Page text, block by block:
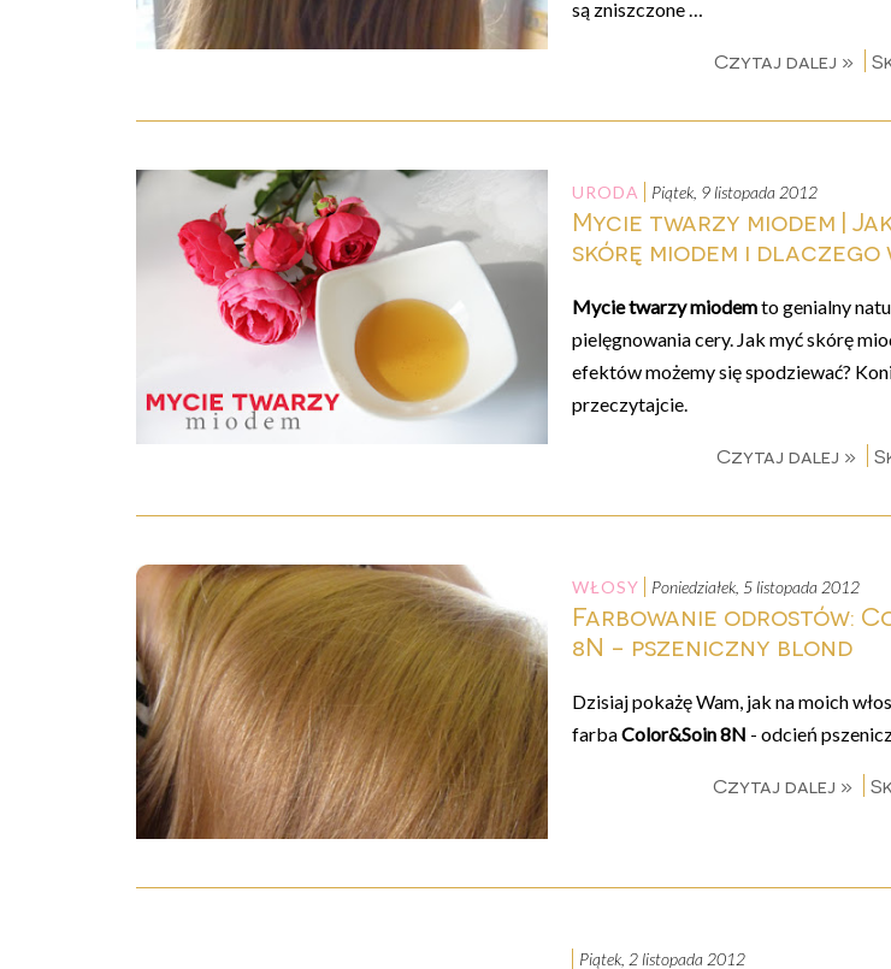
są zniszczone …
Czytaj dalej »
URODA piątek, 9 listopada 2012
Mycie twarzy miodem |
skórę miodem i
Mycie twarzy miodemto genialny
pielęgnowania cery. Jak myć skórę
efektów możemy się spodziewać?
przeczytajcie.
Czytaj dalej »
WŁOSY poniedziałek, 5 listopada 2012
Farbowanie odrostów:
8N - pszeniczny blond
Dzisiaj pokażę Wam, jak na moich
farbaColor&Soin 8N - odcień
Czytaj dalej »
piątek, 2 listopada 2012